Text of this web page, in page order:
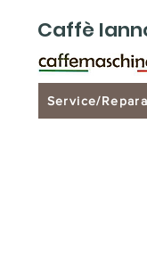
Caffè
Service/